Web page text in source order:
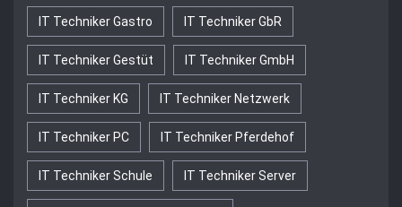
IT Techniker Gastro IT Techniker GbR
IT Techniker Gestüt IT Techniker GmbH
IT Techniker KG IT Techniker Netzwerk
IT Techniker PC IT Techniker Pferdehof
IT Techniker Schule IT Techniker Server